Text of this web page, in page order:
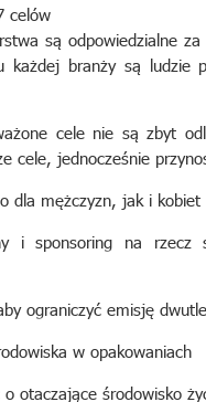
celów
są odpowiedzialne
branży są ludzie
cele nie są zbyt
cele, jednocześnie
dla mężczyzn, jak i kobiet
i sponsoring na rzecz
ograniczyć emisję
w opakowaniach
otaczające środowisko